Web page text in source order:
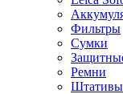
Фильтры
Сумки
Ремни
Штативы